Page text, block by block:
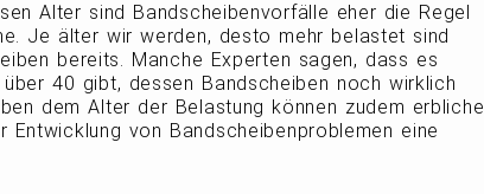
Alter sind Bandscheibenvorfälle eher die Regel
Je älter wir werden, desto mehr belastet sind
bereits. Manche Experten sagen, dass es
über 40 gibt, dessen Bandscheiben noch wirklich
dem Alter der Belastung können zudem erbliche
Entwicklung von Bandscheibenproblemen eine